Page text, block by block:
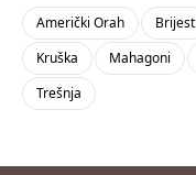
Američki Orah Brijest
Kruška
Mahagoni
Trešnja